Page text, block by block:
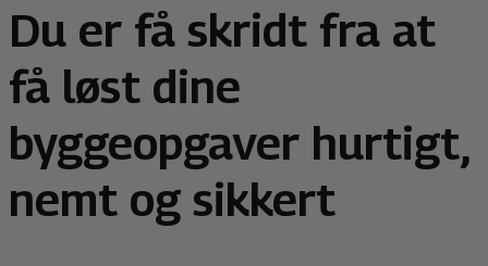
Du er få skridt fra at
få løst dine
byggeopgaver hurtigt,
nemt og sikkert